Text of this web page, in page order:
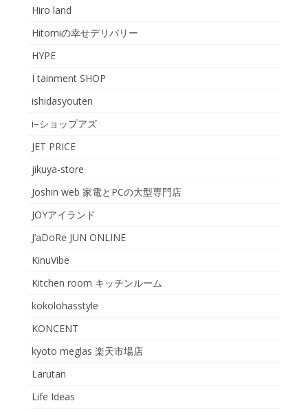
Hiro land
Hitomiの幸せデリバリー
HYPE
I tainment SHOP
ishidasyouten
i−ショップアズ
JET PRICE
jikuya-store
Joshin web 家電とPCの大型専門店
JOYアイランド
J’aDoRe JUN ONLINE
KinuVibe
Kitchen room キッチンルーム
kokolohasstyle
KONCENT
kyoto meglas 楽天市場店
Larutan
Life Ideas